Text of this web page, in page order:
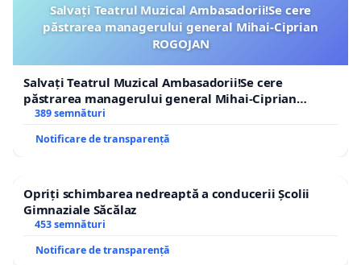
Salvați Teatrul Muzical Ambasadorii!Se cere
păstrarea managerului general Mihai-Ciprian
ROGOJAN
Salvați Teatrul Muzical Ambasadorii!Se cere
păstrarea managerului general Mihai-Ciprian
ROGOJAN
389 semnături
Notificare de transparență
Opriți schimbarea nedreaptă a conducerii Școlii
Gimnaziale Săcălaz
453 semnături
Notificare de transparență